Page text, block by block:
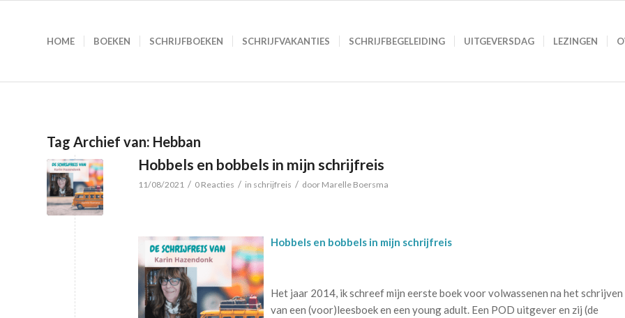
HOME BOEKEN SCHRIJFBOEKEN SCHRIJFVAKANTIES SCHRIJFBEGELEIDING UITGEVERSDAG LEZINGEN
Tag Archief van: Hebban
Hobbels en bobbels in mijn schrijfreis
11/08/2021 / 0 Reacties / in schrijfreis / door Marelle Boersma
Hobbels en bobbels in mijn schrijfreis
Het jaar 2014, ik schreef mijn eerste boek voor volwassenen na het schrijven
van een (voor)leesboek en een young adult. Een POD uitgever en zij (de